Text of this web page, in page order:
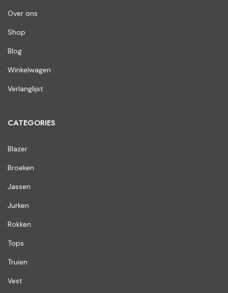
Over ons
Shop
Blog
Winkelwagen
Verlanglijst
CATEGORIES
Blazer
Broeken
Jassen
Jurken
Rokken
Tops
Truien
Vest